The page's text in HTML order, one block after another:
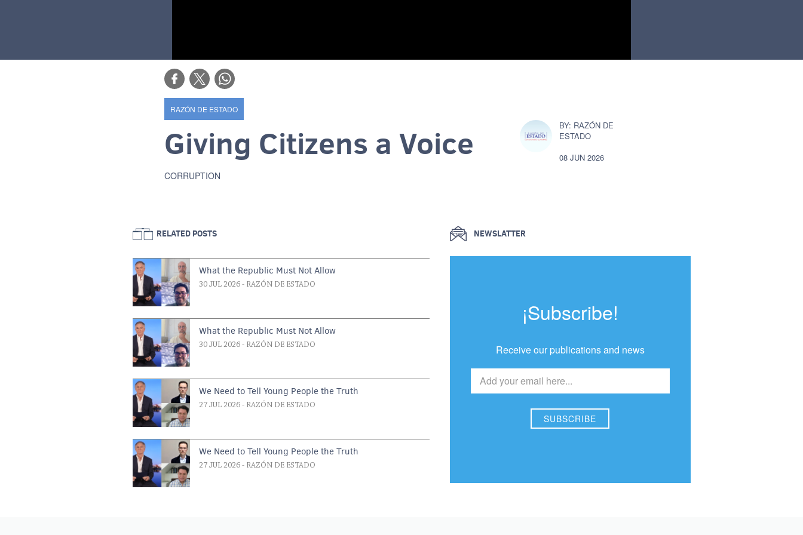
RAZÓN DE ESTADO
Giving Citizens a Voice
CORRUPTION
RAZÓN DE
ESTADO
08 JUN 2026
RELATED POSTS
What the Republic Must Not Allow
30 JUL 2026 - RAZÓN DE ESTADO
What the Republic Must Not Allow
30 JUL 2026 - RAZÓN DE ESTADO
We Need to Tell Young People the Truth
27 JUL 2026 - RAZÓN DE ESTADO
We Need to Tell Young People the Truth
27 JUL 2026 - RAZÓN DE ESTADO
NEWSLATTER
¡Subscribe!
Receive our publications and news